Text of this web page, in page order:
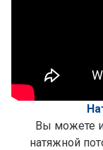
Вы можете
натяжной